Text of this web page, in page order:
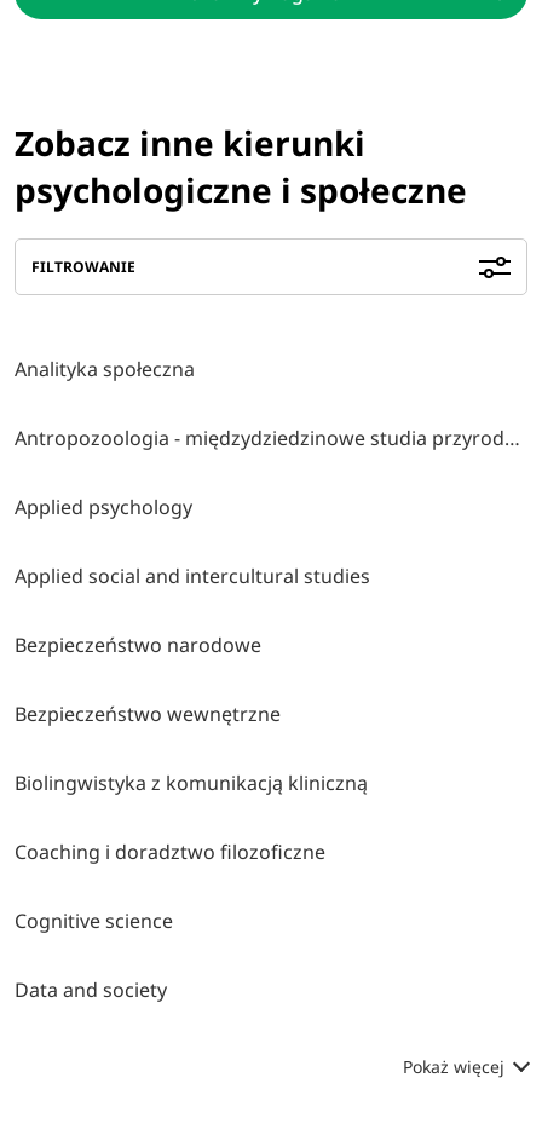
Zobacz inne kierunki
psychologiczne i społeczne
FILTROWANIE
Analityka społeczna
Antropozoologia - międzydziedzinowe studia przyrodniczo-społeczno-humanistyczne
Applied psychology
Applied social and intercultural studies
Bezpieczeństwo narodowe
Bezpieczeństwo wewnętrzne
Biolingwistyka z komunikacją kliniczną
Coaching i doradztwo filozoficzne
Cognitive science
Data and society
Pokaż więcej